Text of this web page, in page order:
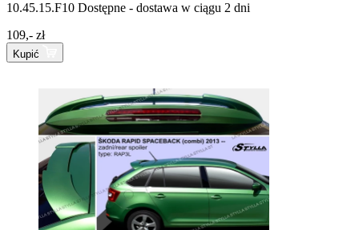
10.45.15.F10 Dostępne - dostawa w ciągu 2 dni
109,- zł
Kupić